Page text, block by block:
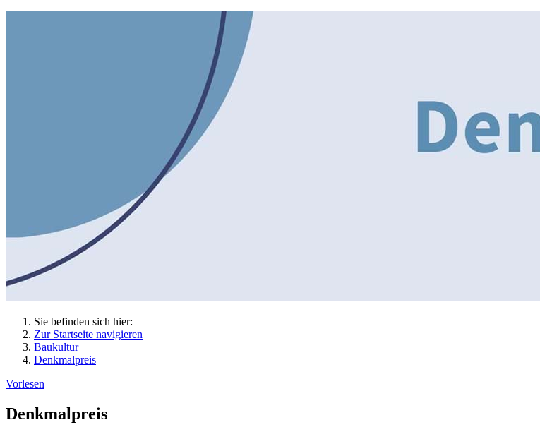
Sie befinden sich hier:
Zur Startseite navigieren
Baukultur
Denkmalpreis
Vorlesen
Denkmalpreis